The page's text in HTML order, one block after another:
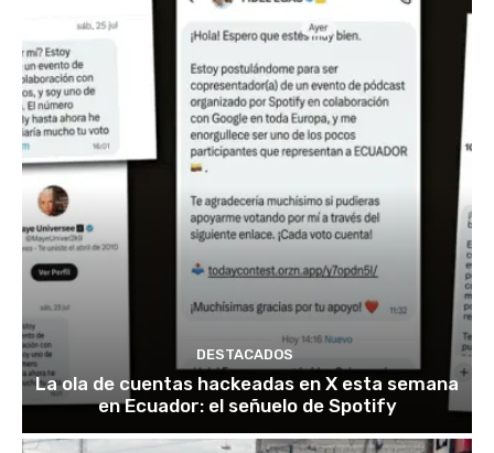
DESTACADOS
La ola de cuentas hackeadas en X esta semana
en Ecuador: el señuelo de Spotify